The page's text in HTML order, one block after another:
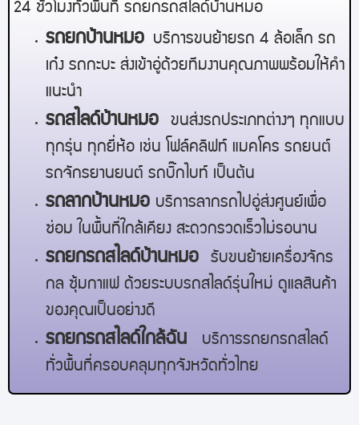
24 ชั่วโมงทั่วพื้นที่ รถยกรถสไลด์บ้านหมอ
รถยกบ้านหมอ
บริการขนย้ายรถ 4 ล้อเล็ก รถ
เก๋ง รถกะบะ ส่งเข้าอู่ด้วยทีมงานคุณภาพพร้อมให้คำ
แนะนำ
รถสไลด์บ้านหมอ
ขนส่งรถประเภทต่างๆ ทุกแบบ
ทุกรุ่น ทุกยี่ห้อ เช่น โฟล์คลิฟท์ แมคโคร รถยนต์
รถจักรยานยนต์ รถบิ๊กไบท์ เป็นต้น
รถลากบ้านหมอ บริการลากรถไปอู่ส่งศูนย์เพื่อ
ซ่อม ในพื้นที่ใกล้เคียง สะดวกรวดเร็วไม่รอนาน
รถยกรถสไลด์บ้านหมอ
รับขนย้ายเครื่องจักร
กล ซุ้มกาแฟ ด้วยระบบรถสไลด์รุ่นใหม่ ดูแลสินค้า
ของคุณเป็นอย่างดี
รถยกรถสไลด์ใกล้ฉัน
บริการรถยกรถสไลด์
ทั่วพื้นที่ครอบคลุมทุกจังหวัดทั่วไทย